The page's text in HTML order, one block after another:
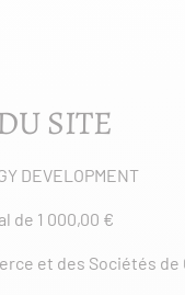
SITE
DEVELOPMENT
de 1 000,00 €
et des Sociétés de